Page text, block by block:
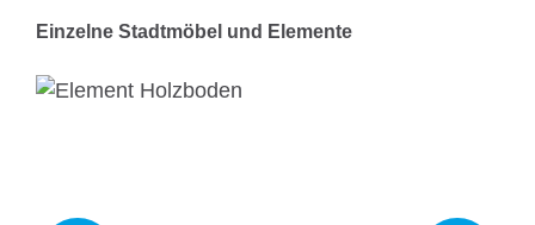
Einzelne Stadtmöbel und Elemente